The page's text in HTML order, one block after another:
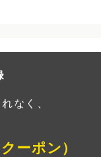
なく、
ーポン）